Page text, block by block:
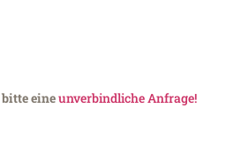
eineunverbindliche Anfrage!